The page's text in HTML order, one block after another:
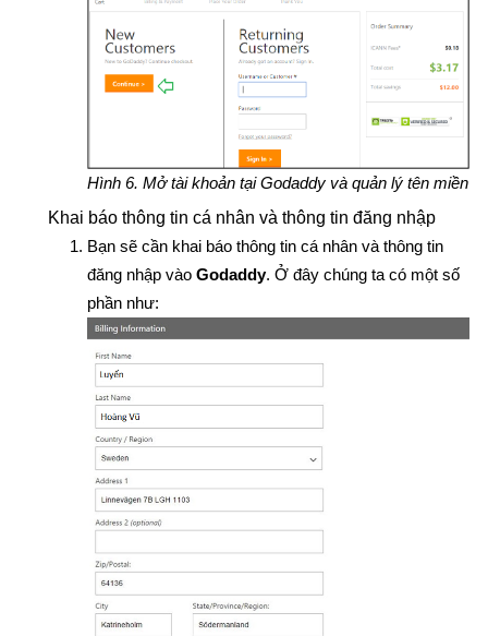
Hình 6. Mở tài khoản tại Godaddy và quản lý tên miền
Khai báo thông tin cá nhân và thông tin đăng nhập
Bạn sẽ cần khai báo thông tin cá nhân và thông tin
đăng nhập vào Godaddy. Ở đây chúng ta có một số
phần như: